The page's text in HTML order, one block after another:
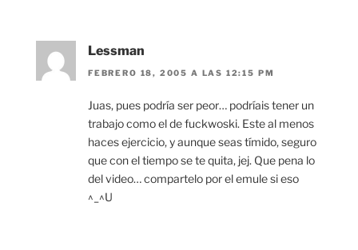
Lessman
FEBRERO 18, 2005 A LAS 12:15 PM
Juas, pues podría ser peor… podríais tener un
trabajo como el de fuckwoski. Este al menos
haces ejercicio, y aunque seas tímido, seguro
que con el tiempo se te quita, jej. Que pena lo
del video… compartelo por el emule si eso
^_^U